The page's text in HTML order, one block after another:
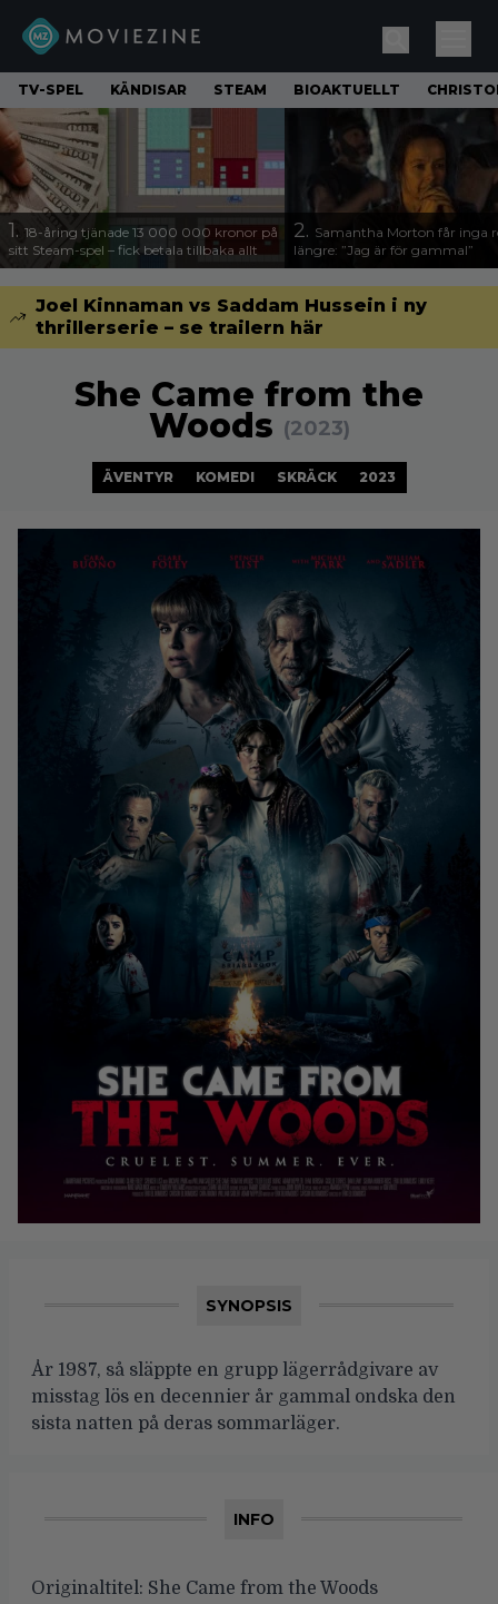
TV-SPEL KÄNDISAR STEAM BIOAKTUELLT
1. 18-åring tjänade 13 000 000 kronor på
sitt Steam-spel – fick betala tillbaka allt
2. Samantha Morton får inga
längre: ”Jag är för gammal”
Joel Kinnaman vs Saddam Hussein i ny
thrillerserie – se trailern här
She Came from the
Woods (2023)
ÄVENTYR KOMEDI SKRÄCK 2023
SYNOPSIS
År 1987, så släppte en grupp lägerrådgivare av
misstag lös en decennier år gammal ondska den
sista natten på deras sommarläger.
INFO
Originaltitel: She Came from the Woods